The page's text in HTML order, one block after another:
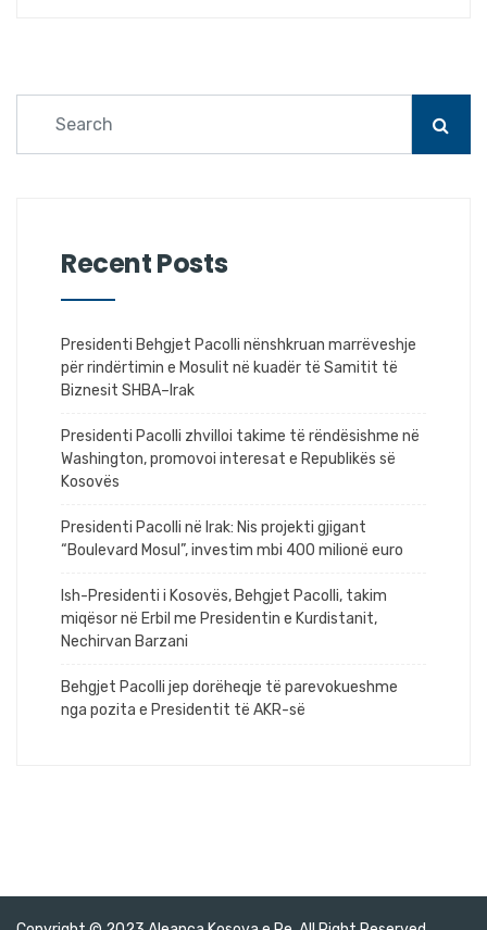
Recent Posts
Presidenti Behgjet Pacolli nënshkruan marrëveshje
për rindërtimin e Mosulit në kuadër të Samitit të
Biznesit SHBA–Irak
Presidenti Pacolli zhvilloi takime të rëndësishme në
Washington, promovoi interesat e Republikës së
Kosovës
Presidenti Pacolli në Irak: Nis projekti gjigant
“Boulevard Mosul”, investim mbi 400 milionë euro
Ish-Presidenti i Kosovës, Behgjet Pacolli, takim
miqësor në Erbil me Presidentin e Kurdistanit,
Nechirvan Barzani
Behgjet Pacolli jep dorëheqje të parevokueshme
nga pozita e Presidentit të AKR-së